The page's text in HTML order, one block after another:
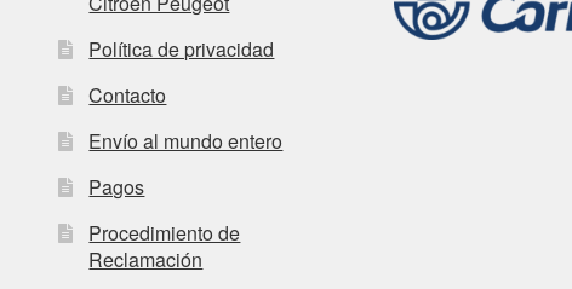
Política de privacidad
Contacto
Envío al mundo entero
Pagos
Procedimiento de
Reclamación